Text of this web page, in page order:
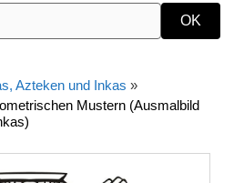
Azteken und Inkas »
Mustern (Ausmalbild